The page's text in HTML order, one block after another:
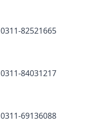
0311-82521665
0311-84031217
0311-69136088